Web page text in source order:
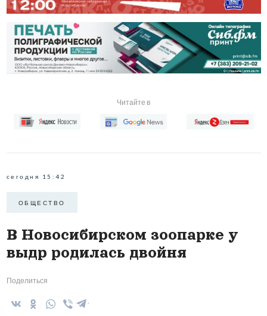
Читайте в
сегодня 15:42
ОБЩЕСТВО
В Новосибирском зоопарке у
выдр родилась двойня
Поделиться